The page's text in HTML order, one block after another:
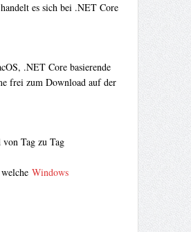
es sich bei .NET Core
.NET Core basierende
frei zum Download auf der
Tag zu Tag
Windows